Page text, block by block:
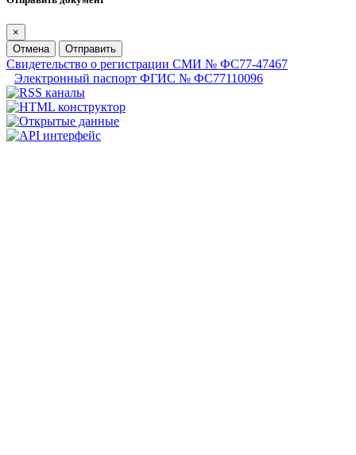
×
Отмена
Отправить
Свидетельство о регистрации СМИ № ФС77-47467
Электронный паспорт ФГИС № ФС77110096